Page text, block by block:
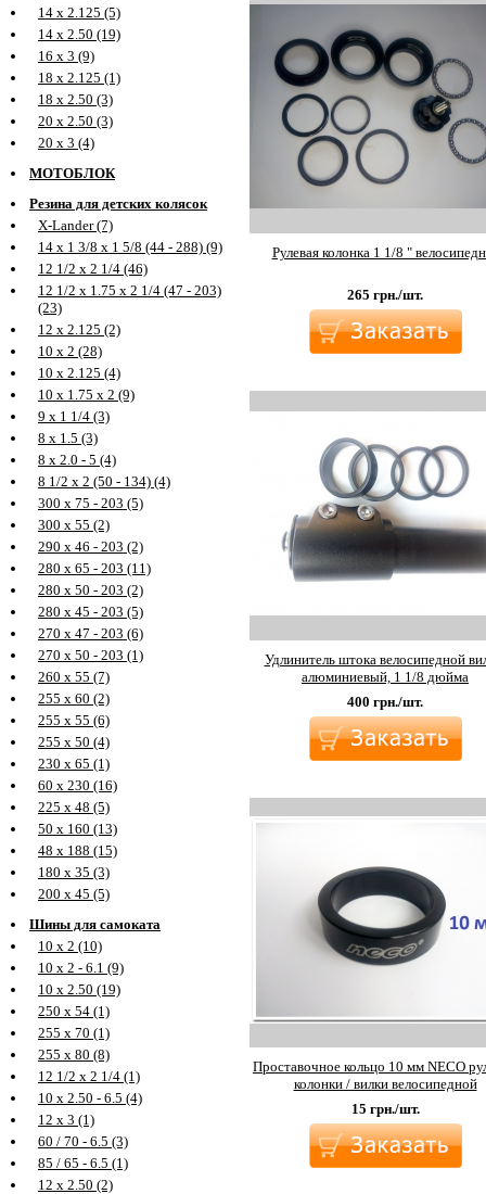
14 х 2.125 (5)
14 х 2.50 (19)
16 х 3 (9)
18 х 2.125 (1)
18 х 2.50 (3)
20 х 2.50 (3)
20 х 3 (4)
МОТОБЛОК
Резина для детских колясок
X-Lander (7)
14 х 1 3/8 х 1 5/8 (44 - 288) (9)
12 1/2 х 2 1/4 (46)
12 1/2 х 1.75 х 2 1/4 (47 - 203)
(23)
12 х 2.125 (2)
10 х 2 (28)
10 х 2.125 (4)
10 х 1.75 х 2 (9)
9 х 1 1/4 (3)
8 х 1.5 (3)
8 х 2.0 - 5 (4)
8 1/2 х 2 (50 - 134) (4)
300 х 75 - 203 (5)
300 х 55 (2)
290 х 46 - 203 (2)
280 х 65 - 203 (11)
280 х 50 - 203 (2)
280 х 45 - 203 (5)
270 х 47 - 203 (6)
270 х 50 - 203 (1)
260 х 55 (7)
255 х 60 (2)
255 х 55 (6)
255 х 50 (4)
230 х 65 (1)
60 х 230 (16)
225 х 48 (5)
50 х 160 (13)
48 х 188 (15)
180 х 35 (3)
200 х 45 (5)
Шины для самоката
10 х 2 (10)
10 х 2 - 6.1 (9)
10 х 2.50 (19)
250 х 54 (1)
255 х 70 (1)
255 х 80 (8)
12 1/2 х 2 1/4 (1)
10 х 2.50 - 6.5 (4)
12 х 3 (1)
60 / 70 - 6.5 (3)
85 / 65 - 6.5 (1)
12 х 2.50 (2)
Рулевая колонка 1 1/8 "
265 грн./шт.
Удлинитель штока велосипедной
алюминиевый, 1 1/8 дюйма
400 грн./шт.
Проставочное кольцо 10 мм NECO
колонки / вилки велосипедной
15 грн./шт.